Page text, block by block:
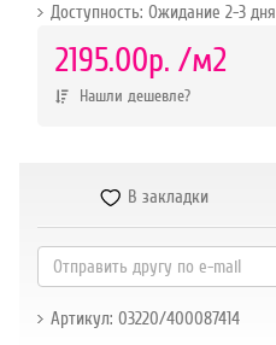
Доступность: Ожидание 2-3 дня
2195.00р. р.
/м2
Нашли дешевле?
В закладки
Артикул: 03220/400087414